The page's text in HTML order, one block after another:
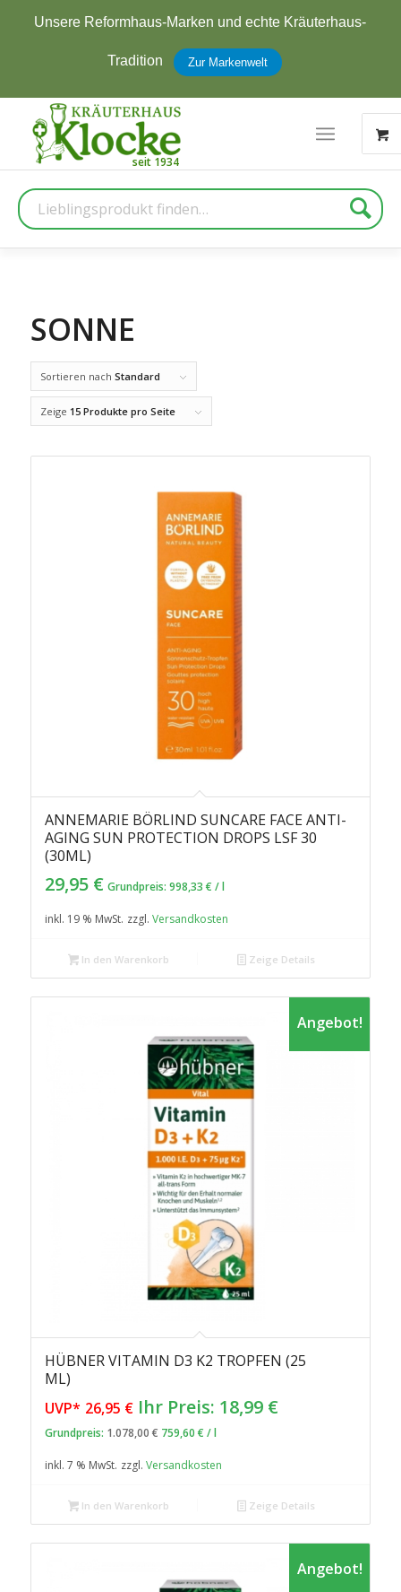
Unsere Reformhaus-Marken und echte Kräuterhaus-
Tradition Zur Markenwelt
Suche
SONNE
Sortieren nach Standard
Zeige 15 Produkte pro Seite
ANNEMARIE BÖRLIND SUNCARE FACE ANTI-
AGING SUN PROTECTION DROPS LSF 30
(30ML)
29,95 € Grundpreis: 998,33 € /l
inkl. 19 % MwSt. zzgl. Versandkosten
In den Warenkorb Zeige Details
HÜBNER VITAMIN D3 K2 TROPFEN (25
ML)
UVP* 26,95 € Ursprünglicher
Preis
26,95 €
Ihr Preis: 18,99 €Aktueller
Angebot!
Grundpreis: 1.078,00 € 759,60 € /l
inkl. 7 % MwSt. zzgl. Versandkosten
In den Warenkorb Zeige Details
Angebot!